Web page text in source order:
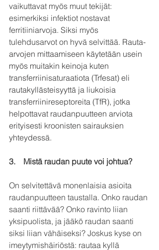
vaikuttavat myös muut tekijät:
esimerkiksi infektiot nostavat
ferritiiniarvoja. Siksi myös
tulehdusarvot on hyvä selvittää. Rauta-
arvojen mittaamiseen käytetään usein
myös muitakin keinoja kuten
transferriinisaturaatiota (Trfesat) eli
rautakyllästeisyyttä ja liukoisia
transferriinireseptoreita (TfR), jotka
helpottavat raudanpuutteen arviota
erityisesti kroonisten sairauksien
yhteydessä.
3. Mistä raudan puute voi johtua?
On selvitettävä monenlaisia asioita
raudanpuutteen taustalla. Onko raudan
saanti riittävää? Onko ravinto liian
yksipuolista, ja jääkö raudan saanti
siksi liian vähäiseksi? Joskus kyse on
imeytymishäiriöstä: rautaa kyllä